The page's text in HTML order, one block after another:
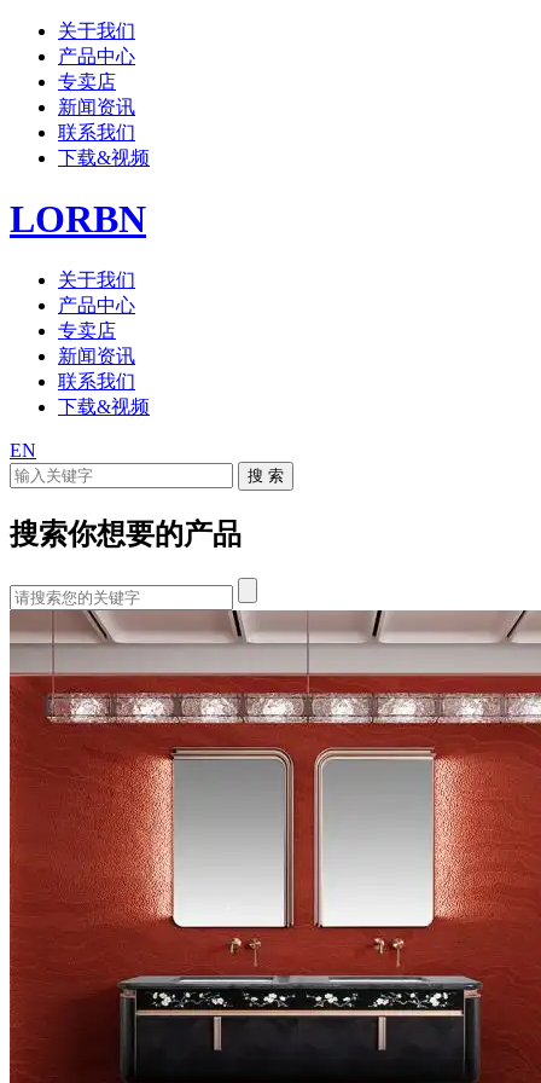
关于我们
产品中心
专卖店
新闻资讯
联系我们
下载&视频
LORBN
关于我们
产品中心
专卖店
新闻资讯
联系我们
下载&视频
EN
搜索你想要的产品